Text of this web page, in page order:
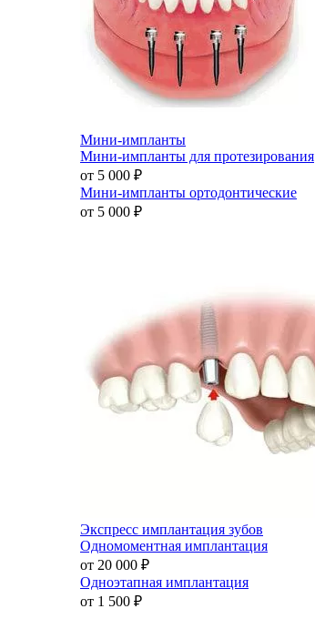
Мини-импланты
Мини-импланты для протезирования
от 5 000 ₽
Мини-импланты ортодонтические
от 5 000 ₽
Экспресс имплантация зубов
Одномоментная имплантация
от 20 000 ₽
Одноэтапная имплантация
от 1 500 ₽